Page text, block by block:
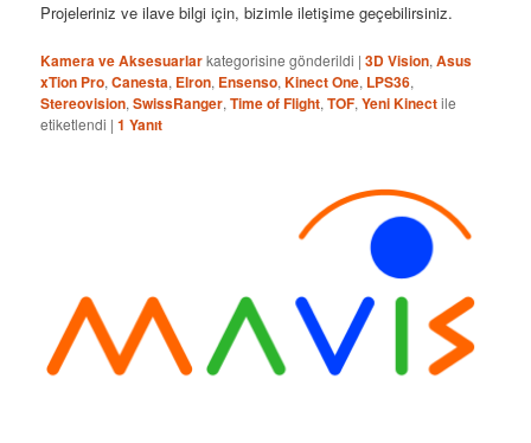
Projeleriniz ve ilave bilgi için, bizimle iletişime geçebilirsiniz.
Kamera ve Aksesuarlarkategorisine gönderildi |3D Vision,Asus
xTion Pro,Canesta, Elron, Ensenso,Kinect One, LPS36,
Stereovision,SwissRanger,Time of Flight,TOF,Yeni Kinectile
etiketlendi |1 Yanıt